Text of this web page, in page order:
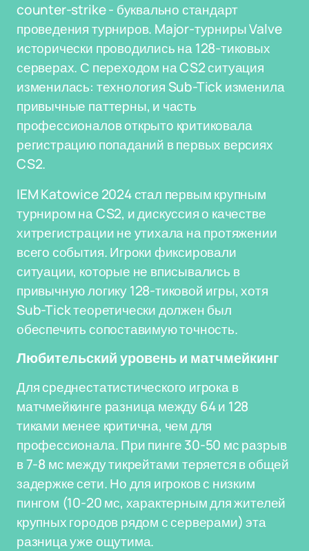
counter-strike - буквально стандарт
проведения турниров. Major-турниры Valve
исторически проводились на 128-тиковых
серверах. С переходом на CS2 ситуация
изменилась: технология Sub-Tick изменила
привычные паттерны, и часть
профессионалов открыто критиковала
регистрацию попаданий в первых версиях
CS2.
IEM Katowice 2024 стал первым крупным
турниром на CS2, и дискуссия о качестве
хитрегистрации не утихала на протяжении
всего события. Игроки фиксировали
ситуации, которые не вписывались в
привычную логику 128-тиковой игры, хотя
Sub-Tick теоретически должен был
обеспечить сопоставимую точность.
Любительский уровень и матчмейкинг
Для среднестатистического игрока в
матчмейкинге разница между 64 и 128
тиками менее критична, чем для
профессионала. При пинге 30-50 мс разрыв
в 7-8 мс между тикрейтами теряется в общей
задержке сети. Но для игроков с низким
пингом (10-20 мс, характерным для жителей
крупных городов рядом с серверами) эта
разница уже ощутима.